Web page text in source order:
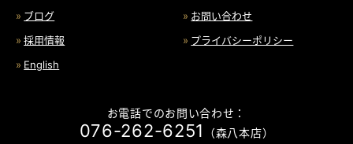
ブログ
お問い合わせ
採用情報
プライバシーポリシー
English
お電話でのお問い合わせ：
076-262-6251 （森八本店）